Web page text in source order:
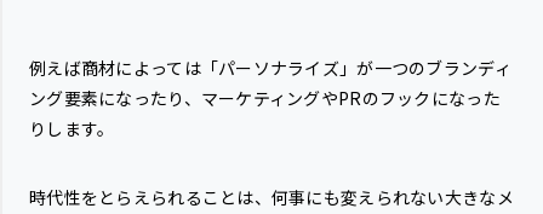
例えば商材によっては「パーソナライズ」が一つのブランディ
ング要素になったり、マーケティングやPRのフックになった
りします。
時代性をとらえられることは、何事にも変えられない大きなメ